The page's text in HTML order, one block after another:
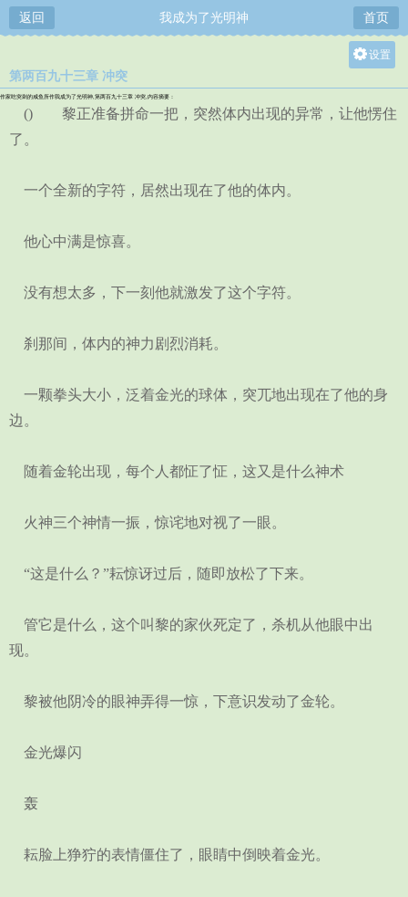
返回 我成为了光明神 首页
设置
大
第两百九十三章 冲突
作家吃突刺的咸鱼所作我成为了光明神,第两百九十三章 冲突,内容摘要：
() 黎正准备拼命一把，突然体内出现的异常，让他愣住
了。
一个全新的字符，居然出现在了他的体内。
他心中满是惊喜。
没有想太多，下一刻他就激发了这个字符。
刹那间，体内的神力剧烈消耗。
一颗拳头大小，泛着金光的球体，突兀地出现在了他的身
边。
随着金轮出现，每个人都怔了怔，这又是什么神术
火神三个神情一振，惊诧地对视了一眼。
“这是什么？”耘惊讶过后，随即放松了下来。
管它是什么，这个叫黎的家伙死定了，杀机从他眼中出
现。
黎被他阴冷的眼神弄得一惊，下意识发动了金轮。
金光爆闪
轰
耘脸上狰狞的表情僵住了，眼睛中倒映着金光。